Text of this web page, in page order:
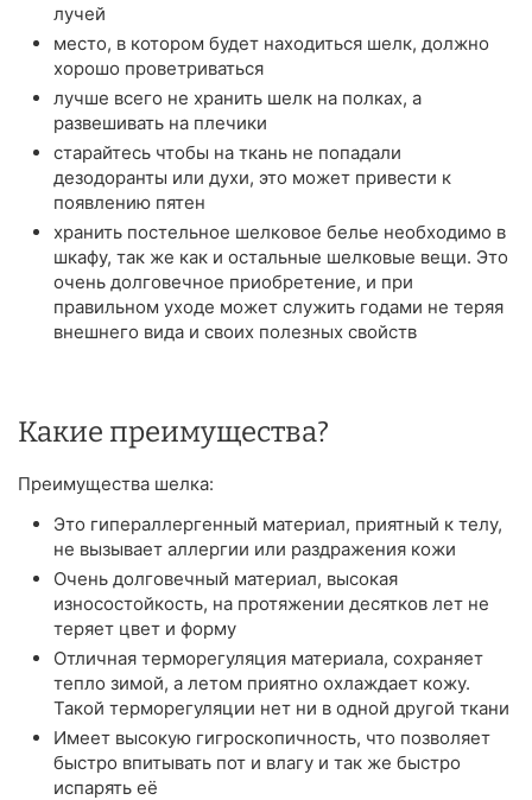
лучей
место, в котором будет находиться шелк, должно
хорошо проветриваться
лучше всего не хранить шелк на полках, а
развешивать на плечики
старайтесь чтобы на ткань не попадали
дезодоранты или духи, это может привести к
появлению пятен
хранить постельное шелковое белье необходимо в
шкафу, так же как и остальные шелковые вещи. Это
очень долговечное приобретение, и при
правильном уходе может служить годами не теряя
внешнего вида и своих полезных свойств
Какие преимущества?
Преимущества шелка:
Это гипераллергенный материал, приятный к телу,
не вызывает аллергии или раздражения кожи
Очень долговечный материал, высокая
износостойкость, на протяжении десятков лет не
теряет цвет и форму
Отличная терморегуляция материала, сохраняет
тепло зимой, а летом приятно охлаждает кожу.
Такой терморегуляции нет ни в одной другой ткани
Имеет высокую гигроскопичность, что позволяет
быстро впитывать пот и влагу и так же быстро
испарять её